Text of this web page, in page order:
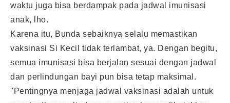
waktu juga bisa berdampak pada jadwal imunisasi
anak, lho.
Karena itu, Bunda sebaiknya selalu memastikan
vaksinasi Si Kecil tidak terlambat, ya. Dengan begitu,
semua imunisasi bisa berjalan sesuai dengan jadwal
dan perlindungan bayi pun bisa tetap maksimal.
"Pentingnya menjaga jadwal vaksinasi adalah untuk